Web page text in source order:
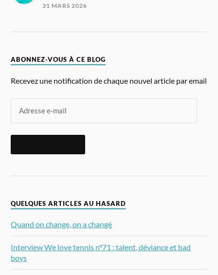
31 MARS 2026
ABONNEZ-VOUS À CE BLOG
Recevez une notification de chaque nouvel article par email
QUELQUES ARTICLES AU HASARD
Quand on change, on a changé
Interview We love tennis n°71 : talent, déviance et bad
boys